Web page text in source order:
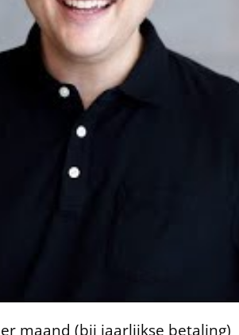
maand (bij jaarlijkse betaling)